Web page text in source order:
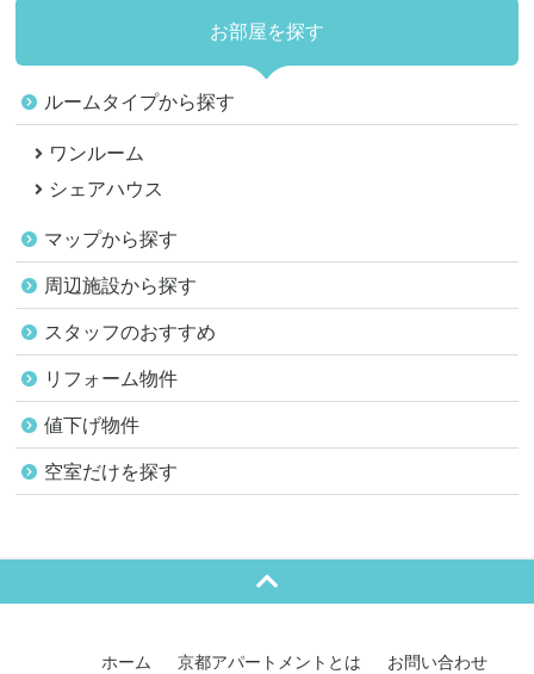
お部屋を探す
ルームタイプから探す
ワンルーム
シェアハウス
マップから探す
周辺施設から探す
スタッフのおすすめ
リフォーム物件
値下げ物件
空室だけを探す
ホーム 京都アパートメントとは
お問い合わせ